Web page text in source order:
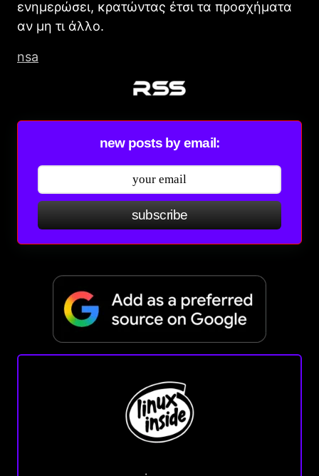
ενημερώσει, κρατώντας έτσι τα προσχήματα
αν μη τι άλλο.
nsa
new posts by email:
subscribe